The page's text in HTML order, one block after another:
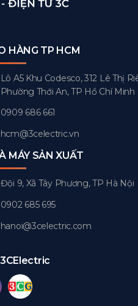
HÀNG TP HCM
Lô A5 Khu Codesco, 312 Lê Thị
Phường Thới An, TP Hồ Chí Minh
0909 686 661
hcm@3celectric.vn
MÁY SẢN XUẤT
Đội 9, Xã Tây Phương, TP Hà Nội
0902 685 695
hanoi@3celectric.com